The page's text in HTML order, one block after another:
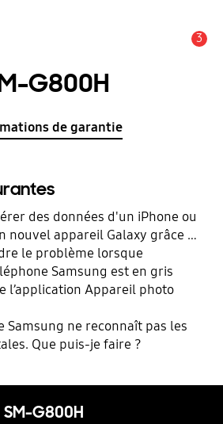
3
G800H
de garantie
des données d'un iPhone ou
nouvel appareil Galaxy grâce à
le problème lorsque
Samsung est en gris
l’application Appareil photo
Samsung ne reconnaît pas les
Que puis-je faire ?
SM-G800H